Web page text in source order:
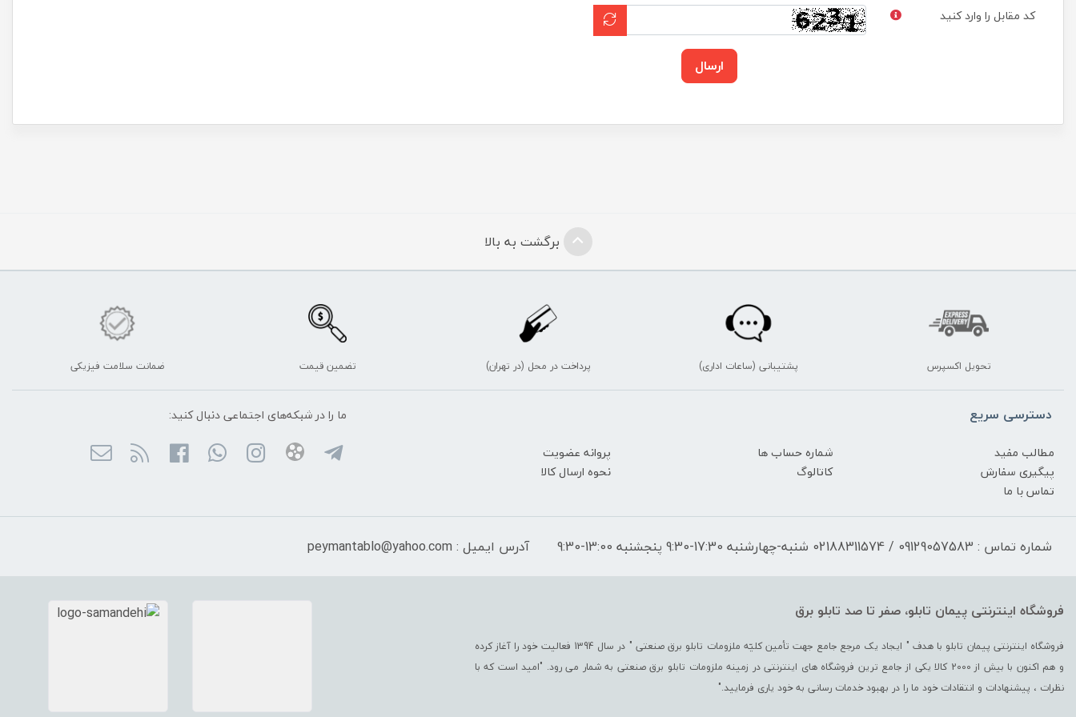
کد مقابل را وارد کنید
ارسال
برگشت به بالا
تحویل اکسپرس پشتیبانی (ساعات اداری) پرداخت در محل (در تهران) تضمین قیمت ضمانت سلامت فیزیکی
دسترسی سریع
مطالب مفید شماره حساب ها
پروانه عضویت
پیگیری سفارش
کاتالوگ
نحوه ارسال کالا
تماس با ما
ما را در شبکه‌های اجتماعی دنبال کنید:
شماره تماس : 09129057583 / 02188311574 شنبه-چهارشنبه 17:30-9:30 پنجشنبه 13:00-9:30 آدرس ایمیل : peymantablo@yahoo.com
فروشگاه اینترنتی پیمان تابلو، صفر تا صد تابلو برق
فروشگاه اینترنتی پیمان تابلو با هدف " ایجاد یک مرجع جامع جهت تأمین کلیّه ملزومات تابلو برق صنعتی " در سال 1394 فعالیت خود را آغاز کرده
و هم اکنون با بیش از 2000 کالا یکی از جامع ترین فروشگاه های اینترنتی در زمینه ملزومات تابلو برق صنعتی به شمار می رود. "امید است که با
نظرات ، پیشنهادات و انتقادات خود ما را در بهبود خدمات رسانی به خود یاری فرمایید."